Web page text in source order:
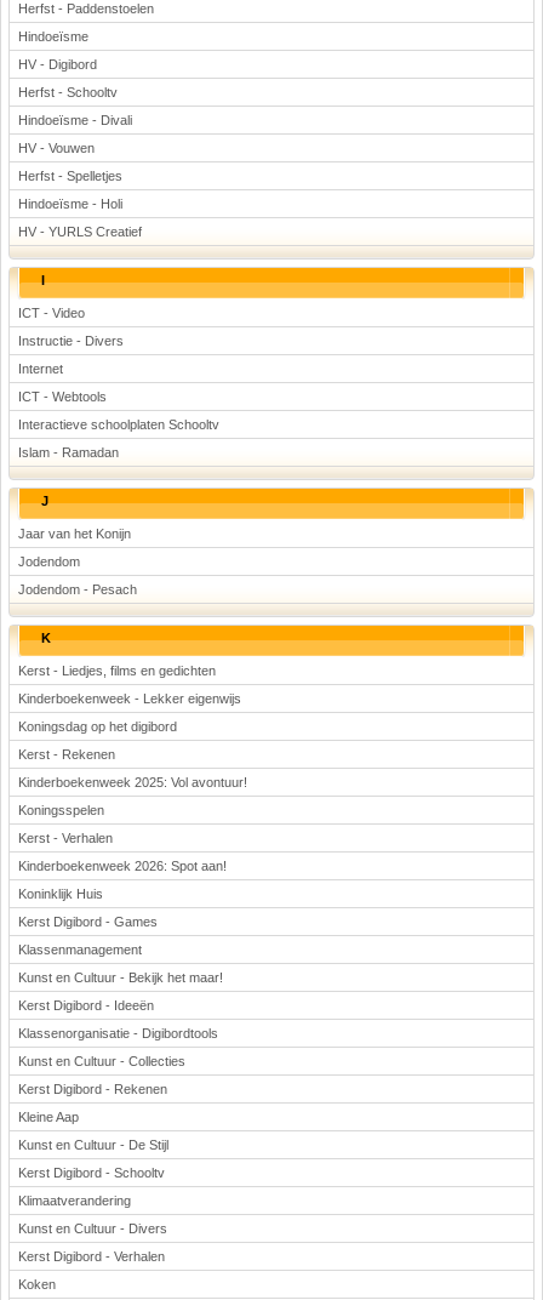
Herfst - Paddenstoelen
Hindoeïsme
HV - Digibord
Herfst - Schooltv
Hindoeïsme - Divali
HV - Vouwen
Herfst - Spelletjes
Hindoeïsme - Holi
HV - YURLS Creatief
I
ICT - Video
Instructie - Divers
Internet
ICT - Webtools
Interactieve schoolplaten Schooltv
Islam - Ramadan
J
Jaar van het Konijn
Jodendom
Jodendom - Pesach
K
Kerst - Liedjes, films en gedichten
Kinderboekenweek - Lekker eigenwijs
Koningsdag op het digibord
Kerst - Rekenen
Kinderboekenweek 2025: Vol avontuur!
Koningsspelen
Kerst - Verhalen
Kinderboekenweek 2026: Spot aan!
Koninklijk Huis
Kerst Digibord - Games
Klassenmanagement
Kunst en Cultuur - Bekijk het maar!
Kerst Digibord - Ideeën
Klassenorganisatie - Digibordtools
Kunst en Cultuur - Collecties
Kerst Digibord - Rekenen
Kleine Aap
Kunst en Cultuur - De Stijl
Kerst Digibord - Schooltv
Klimaatverandering
Kunst en Cultuur - Divers
Kerst Digibord - Verhalen
Koken